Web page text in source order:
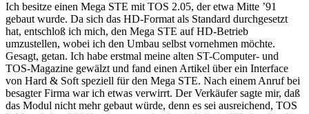
Ich besitze einen Mega STE mit TOS 2.05, der etwa Mitte ’91
gebaut wurde. Da sich das HD-Format als Standard durchgesetzt
hat, entschloß ich mich, den Mega STE auf HD-Betrieb
umzustellen, wobei ich den Umbau selbst vornehmen möchte.
Gesagt, getan. Ich habe erstmal meine alten ST-Computer- und
TOS-Magazine gewälzt und fand einen Artikel über ein Interface
von Hard & Soft speziell für den Mega STE. Nach einem Anruf bei
besagter Firma war ich etwas verwirrt. Der Verkäufer sagte mir, daß
das Modul nicht mehr gebaut würde, denn es sei ausreichend, TOS